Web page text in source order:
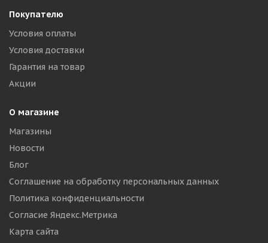
Покупателю
Условия оплаты
Условия доставки
Гарантия на товар
Акции
О магазине
Магазины
Новости
Блог
Соглашение на обработку персональных данных
Политика конфиденциальности
Согласие Яндекс.Метрика
Карта сайта